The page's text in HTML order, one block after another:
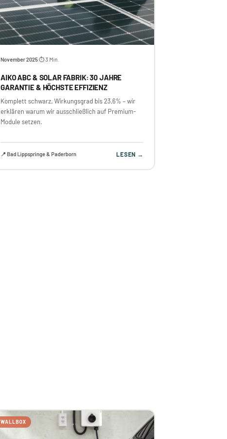
November 2025·⏱ 3 Min.
AIKO ABC & SOLAR FABRIK: 30 JAHRE
GARANTIE & HÖCHSTE EFFIZIENZ
Komplett schwarz, Wirkungsgrad bis 23,6% – wir
erklären warum wir ausschließlich auf Premium-
Module setzen.
📍 Bad Lippspringe & Paderborn LESEN →
WALLBOX